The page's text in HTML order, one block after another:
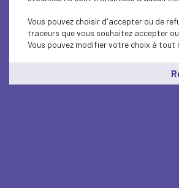
Vous pouvez choisir d'accepter ou de
traceurs que vous souhaitez accepter
Vous pouvez modifier votre choix à tout